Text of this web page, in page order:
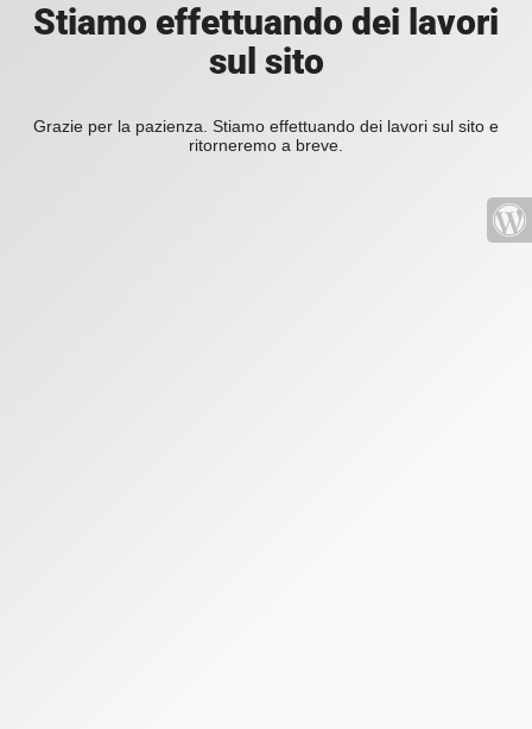
Stiamo effettuando dei lavori
sul sito
Grazie per la pazienza. Stiamo effettuando dei lavori sul sito e
ritorneremo a breve.